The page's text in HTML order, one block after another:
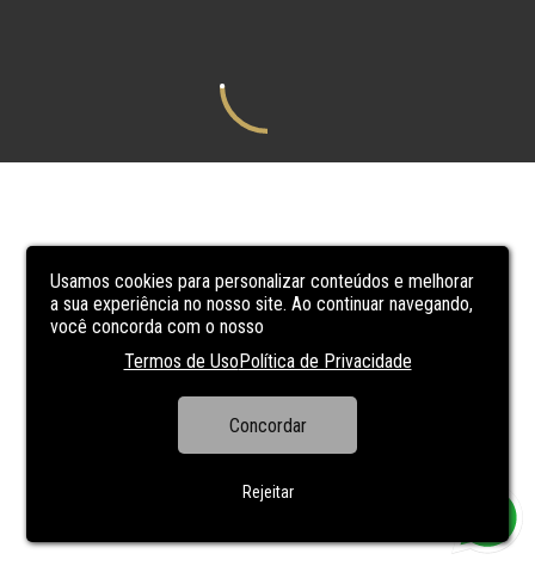
Usamos cookies para personalizar conteúdos e melhorar
a sua experiência no nosso site. Ao continuar navegando,
você concorda com o nosso
Termos de UsoPolítica de Privacidade
Concordar
Rejeitar